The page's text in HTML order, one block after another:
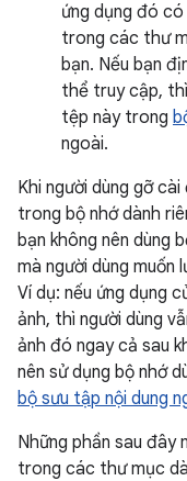
ứng dụng đó
trong các thư
bạn. Nếu bạn
thể truy cập,
tệp này trong
ngoài.
Khi người dùng gỡ
trong bộ nhớ dành
bạn không nên dùng
mà người dùng muốn
Ví dụ: nếu ứng dụng
ảnh, thì người dùng
ảnh đó ngay cả sau
nên sử dụng bộ nhớ
bộ sưu tập nội dung
Những phần sau
trong các thư mục